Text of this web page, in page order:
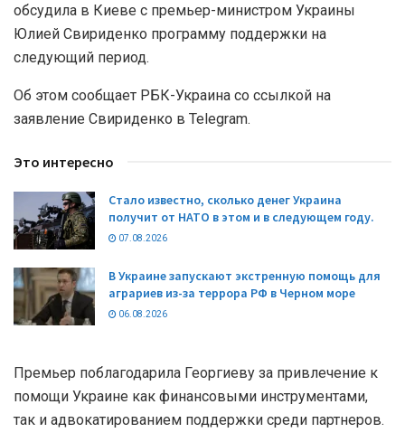
обсудила в Киеве с премьер-министром Украины
Юлией Свириденко программу поддержки на
следующий период.
Об этом сообщает РБК-Украина со ссылкой на
заявление Свириденко в Telegram.
Это интересно
Стало известно, сколько денег Украина
получит от НАТО в этом и в следующем году.
07.08.2026
В Украине запускают экстренную помощь для
аграриев из-за террора РФ в Черном море
06.08.2026
Премьер поблагодарила Георгиеву за привлечение к
помощи Украине как финансовыми инструментами,
так и адвокатированием поддержки среди партнеров.